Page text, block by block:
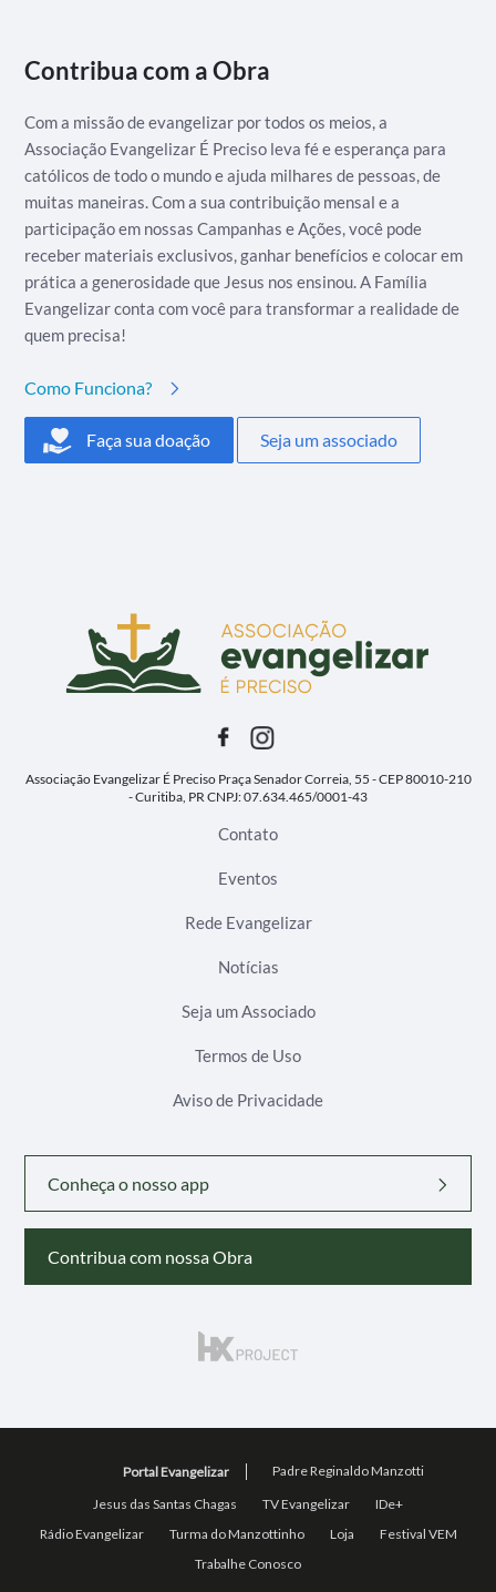
Contribua com a Obra
Com a missão de evangelizar por todos os meios, a
Associação Evangelizar É Preciso leva fé e esperança para
católicos de todo o mundo e ajuda milhares de pessoas, de
muitas maneiras. Com a sua contribuição mensal e a
participação em nossas Campanhas e Ações, você pode
receber materiais exclusivos, ganhar benefícios e colocar em
prática a generosidade que Jesus nos ensinou. A Família
Evangelizar conta com você para transformar a realidade de
quem precisa!
Como Funciona?
Faça sua doação Seja um associado
Associação Evangelizar É PrecisoPraça Senador Correia, 55 - CEP 80010-210
- Curitiba, PRCNPJ: 07.634.465/0001-43
Contato
Eventos
Rede Evangelizar
Notícias
Seja um Associado
Termos de Uso
Aviso de Privacidade
Conheça o nosso app
Contribua com nossa Obra